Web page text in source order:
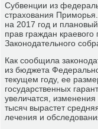
Субвенции из
страхования
на 2017 год и
прав граждан
Законодательного
Как сообщила
из бюджета
текущем году, ее
государственных
увеличатся,
тысяч вырастет
лечения и